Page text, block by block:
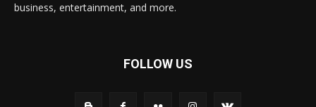
business, entertainment, and more.
FOLLOW US